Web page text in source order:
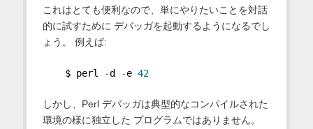
これはとても便利なので、単にやりたいことを対話
的に試すために デバッガを起動するようになるでし
ょう。 例えば:
$ perl -d -e 42
しかし、Perl デバッガは典型的なコンパイルされた
環境の様に独立した プログラムではありません。